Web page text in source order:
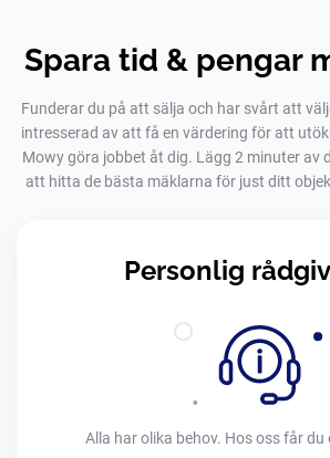
Spara tid & pengar
Funderar du på att sälja och har svårt att
intresserad av att få en värdering för att
Mowy göra jobbet åt dig. Lägg 2 minuter av
att hitta de bästa mäklarna för just ditt
Personlig
Alla har olika behov. Hos oss får du